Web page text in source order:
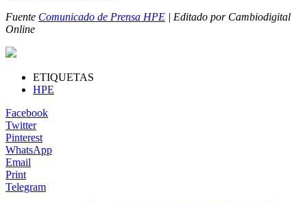
Fuente Comunicado de Prensa HPE | Editado por Cambiodigital
Online
ETIQUETAS
HPE
Facebook
Twitter
Pinterest
WhatsApp
Email
Print
Telegram